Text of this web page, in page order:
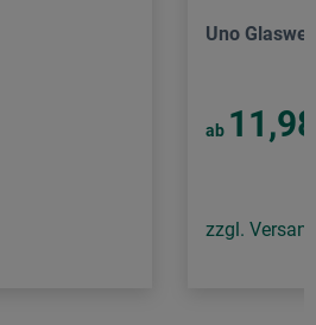
Uno
ab 11,98
zzgl.